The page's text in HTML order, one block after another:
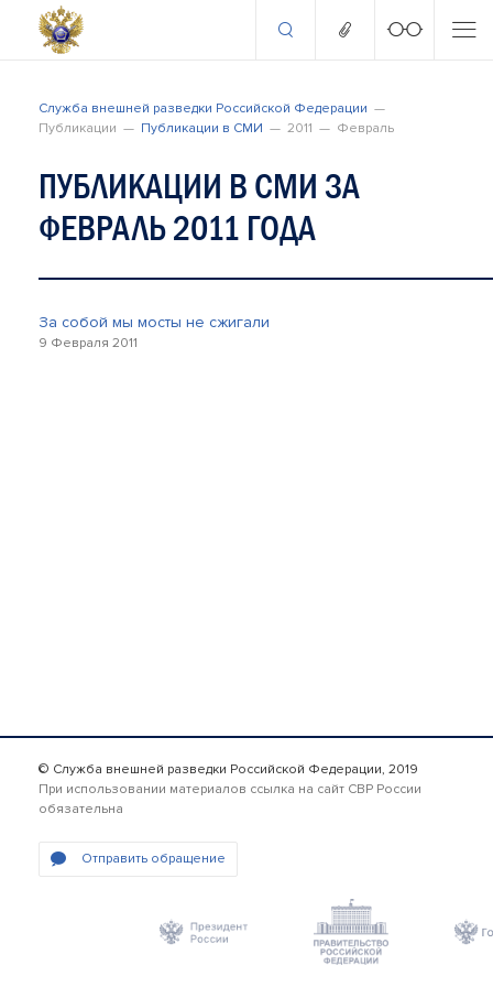
Служба внешней разведки Российской Федерации
Публикации
Публикации в СМИ 2011 Февраль
ПУБЛИКАЦИИ В СМИ ЗА
ФЕВРАЛЬ 2011 ГОДА
За собой мы мосты не сжигали
9 Февраля 2011
© Служба внешней разведки Российской Федерации, 2019
При использовании материалов ссылка на сайт СВР России
обязательна
Отправить обращение